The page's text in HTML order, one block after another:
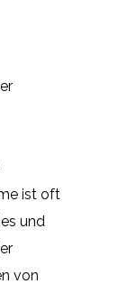
ist oft
und
von